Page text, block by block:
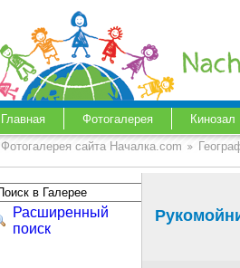
Главная Фотогалерея Кинозал
Фотогалерея сайта Началка.com
Расширенный
поиск